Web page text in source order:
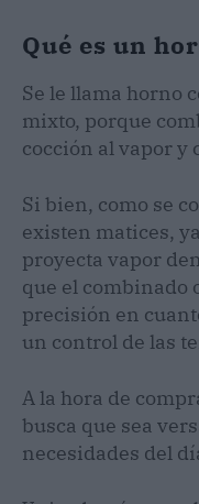
Qué es un
Se le llama horno
mixto, porque
cocción al vapor y
Si bien, como se
existen matices,
proyecta vapor
que el combinado
precisión en
un control de las
A la hora de
busca que sea
necesidades del